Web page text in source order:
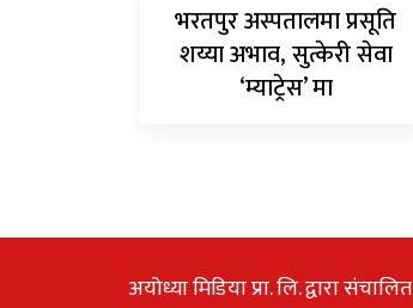
भरतपुर अस्पतालमा प्रसूति
शय्या अभाव, सुत्केरी सेवा
‘म्याट्रेस’ मा
अयोध्या मिडिया प्रा. लि. द्वारा संचालित